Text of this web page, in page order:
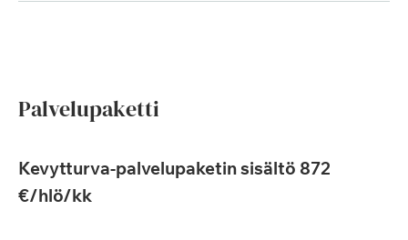
Palvelupaketti
Kevytturva-palvelupaketin sisältö 872
€/hlö/kk